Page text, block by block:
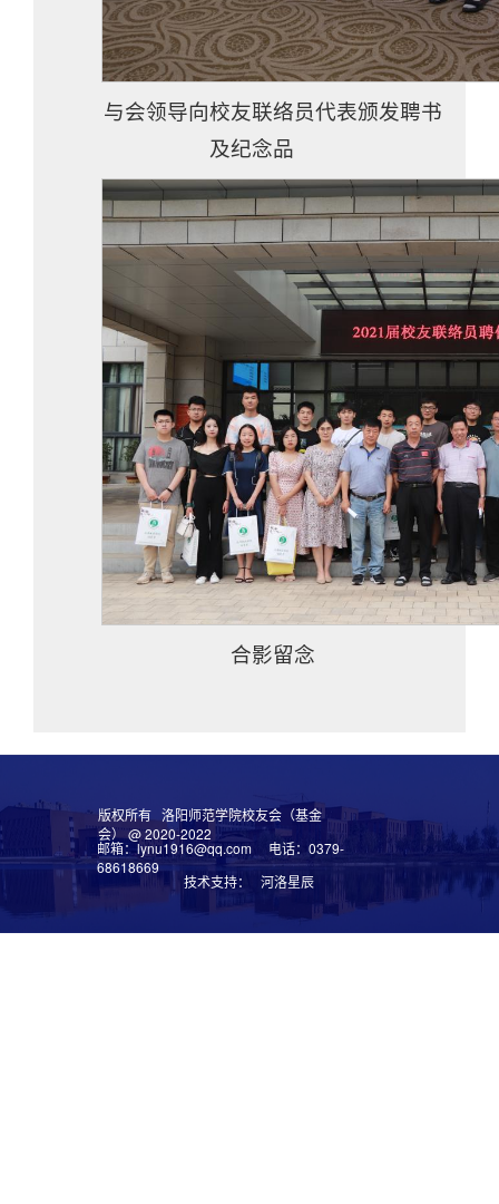
与会领导向校友联络员代表颁发聘书
及纪念品
合影留念
版权所有 洛阳师范学院校友会（基金
会） @ 2020-2022
邮箱：lynu1916@qq.com 电话：0379-
68618669
技术支持： 河洛星辰